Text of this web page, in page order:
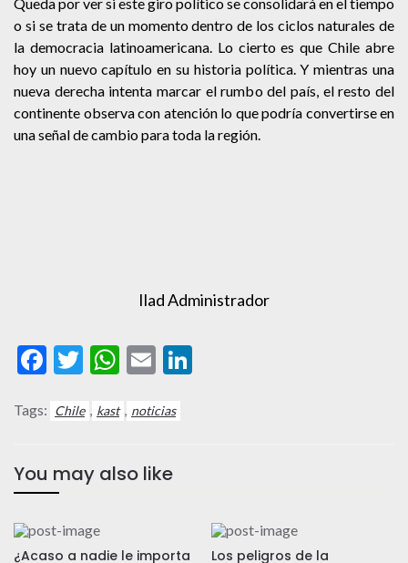
o si se trata de un momento dentro de los ciclos naturales de
la democracia latinoamericana. Lo cierto es que Chile abre
hoy un nuevo capítulo en su historia política. Y mientras una
nueva derecha intenta marcar el rumbo del país, el resto del
continente observa con atención lo que podría convertirse en
una señal de cambio para toda la región.
Ilad Administrador
Facebook
Twitter
WhatsApp
Email
Tags: Chile , kast , noticias
You may also like
¿Acaso a nadie le importa
Los peligros de la